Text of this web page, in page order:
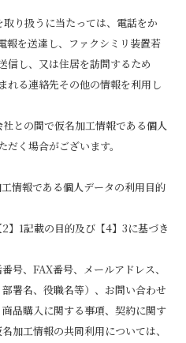
り扱うに当たっては、電話をか
報を送達し、ファクシミリ装置若
信し、又は住居を訪問するため
れる連絡先その他の情報を利用し
との間で仮名加工情報である個人
く場合がございます。
情報である個人データの利用目的
1記載の目的及び【4】3に基づき
、FAX番号、メールアドレス、
署名、役職名等）、お問い合わせ
品購入に関する事項、契約に関す
加工情報の共同利用については、